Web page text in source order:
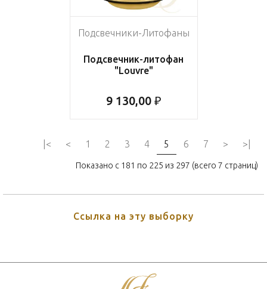
Подсвечники-Литофаны
Подсвечник-литофан
"Louvre"
9 130,00 ₽
|< < 1 2 3 4 5 6 7 > >|
Показано с 181 по 225 из 297 (всего 7 страниц)
Ссылка на эту выборку